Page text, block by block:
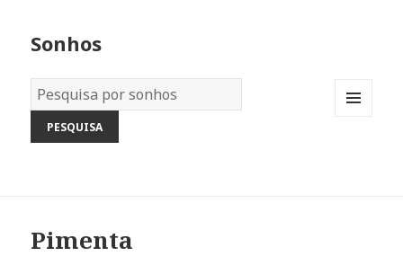
Sonhos
Dicionário
dos
Sonhos:
Pimenta